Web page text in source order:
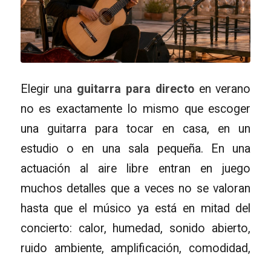
Elegir una guitarra para directoen verano
no es exactamente lo mismo que escoger
una guitarra para tocar en casa, en un
estudio o en una sala pequeña. En una
actuación al aire libre entran en juego
muchos detalles que a veces no se valoran
hasta que el músico ya está en mitad del
concierto: calor, humedad, sonido abierto,
ruido ambiente, amplificación, comodidad,